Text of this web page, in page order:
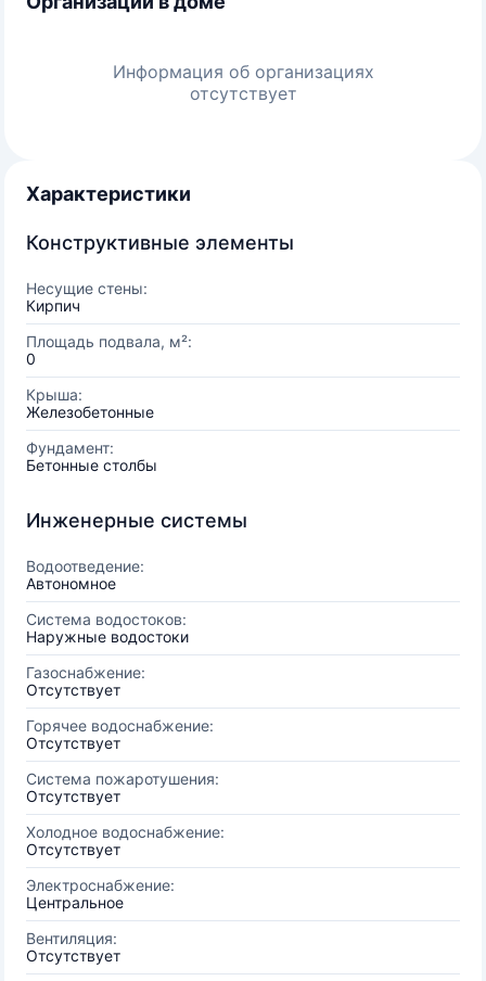
Информация об организациях
отсутствует
Характеристики
Конструктивные элементы
Несущие стены:
Кирпич
Площадь подвала, м²:
0
Крыша:
Железобетонные
Фундамент:
Бетонные столбы
Инженерные системы
Водоотведение:
Автономное
Система водостоков:
Наружные водостоки
Газоснабжение:
Отсутствует
Горячее водоснабжение:
Отсутствует
Система пожаротушения:
Отсутствует
Холодное водоснабжение:
Отсутствует
Электроснабжение:
Центральное
Вентиляция:
Отсутствует